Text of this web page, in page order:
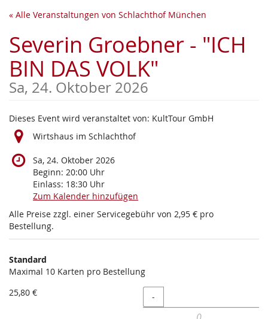
Zum
Inhalt
springen
« Alle Veranstaltungen von Schlachthof München
Severin Groebner - "ICH
BIN DAS VOLK"
Sa, 24. Oktober 2026
Dieses Event wird veranstaltet von: KultTour GmbH
Wirtshaus im Schlachthof
Sa, 24. Oktober 2026
Beginn: 20:00 Uhr
Einlass: 18:30 Uhr
Zum Kalender hinzufügen
Alle Preise zzgl. einer Servicegebühr von 2,95 € pro
Bestellung.
Produkte
Unkategorisierte
Produkte
Standard
Maximal 10 Karten pro Bestellung
25,80 €
Menge
-